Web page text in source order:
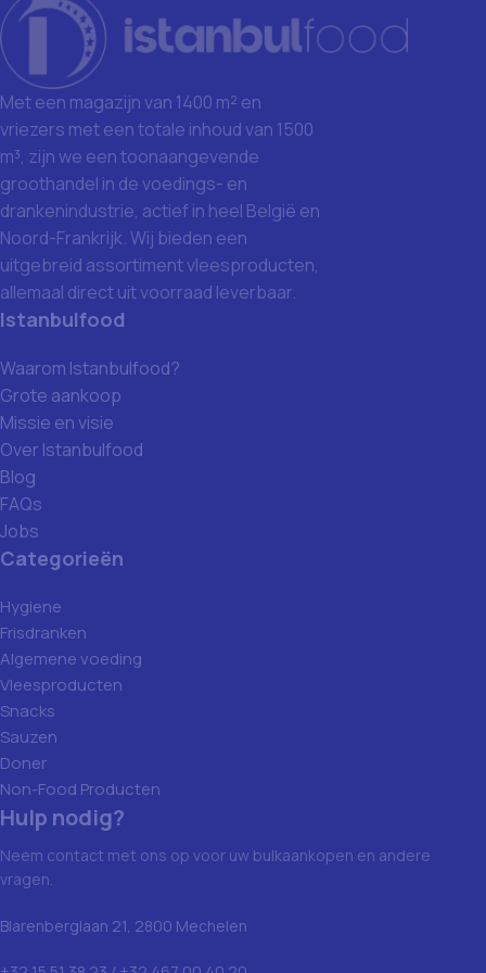
Met een magazijn van 1400 m² en
vriezers met een totale inhoud van 1500
m³, zijn we een toonaangevende
groothandel in de voedings- en
drankenindustrie, actief in heel België en
Noord-Frankrijk. Wij bieden een
uitgebreid assortiment vleesproducten,
allemaal direct uit voorraad leverbaar.
Istanbulfood
Waarom Istanbulfood?
Grote aankoop
Missie en visie
Over Istanbulfood
Blog
FAQs
Jobs
Categorieën
Hygiene
Frisdranken
Algemene voeding
Vleesproducten
Snacks
Sauzen
Doner
Non-Food Producten
Hulp nodig?
Neem contact met ons op voor uw bulkaankopen en andere
vragen.
Blarenberglaan 21, 2800 Mechelen